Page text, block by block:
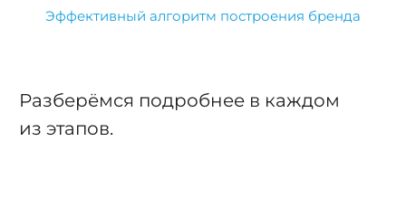
Эффективный алгоритм построения бренда
Разберёмся подробнее в каждом
из этапов.